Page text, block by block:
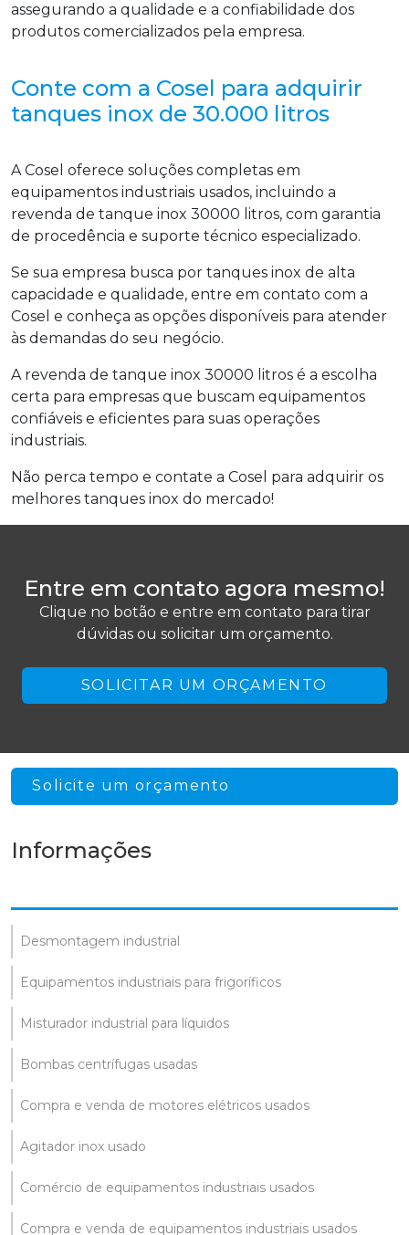
assegurando a qualidade e a confiabilidade dos
produtos comercializados pela empresa.
Conte com a Cosel para adquirir
tanques inox de 30.000 litros
A Cosel oferece soluções completas em
equipamentos industriais usados, incluindo a
revenda de tanque inox 30000 litros, com garantia
de procedência e suporte técnico especializado.
Se sua empresa busca por tanques inox de alta
capacidade e qualidade, entre em contato com a
Cosel e conheça as opções disponíveis para atender
às demandas do seu negócio.
A revenda de tanque inox 30000 litros é a escolha
certa para empresas que buscam equipamentos
confiáveis e eficientes para suas operações
industriais.
Não perca tempo e contate a Cosel para adquirir os
melhores tanques inox do mercado!
Entre em contato agora mesmo!
Clique no botão e entre em contato para tirar
dúvidas ou solicitar um orçamento.
SOLICITAR UM ORÇAMENTO
Solicite um orçamento
Informações
Desmontagem industrial
Equipamentos industriais para frigoríficos
Misturador industrial para líquidos
Bombas centrífugas usadas
Compra e venda de motores elétricos usados
Agitador inox usado
Comércio de equipamentos industriais usados
Compra e venda de equipamentos industriais usados